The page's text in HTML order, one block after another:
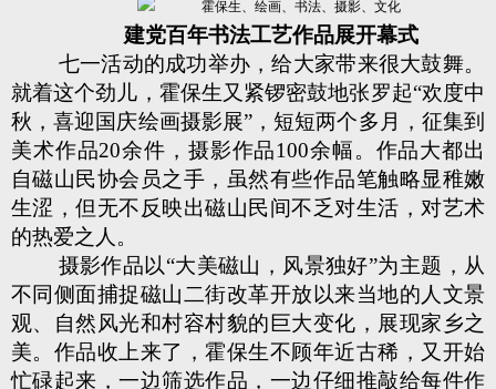
建党百年书法工艺作品展开幕式
七一活动的成功举办，给大家带来很大鼓舞。
就着这个劲儿，霍保生又紧锣密鼓地张罗起“欢度中
秋，喜迎国庆绘画摄影展”，短短两个多月，征集到
美术作品20余件，摄影作品100余幅。作品大都出
自磁山民协会员之手，虽然有些作品笔触略显稚嫩
生涩，但无不反映出磁山民间不乏对生活，对艺术
的热爱之人。
摄影作品以“大美磁山，风景独好”为主题，从
不同侧面捕捉磁山二街改革开放以来当地的人文景
观、自然风光和村容村貌的巨大变化，展现家乡之
美。作品收上来了，霍保生不顾年近古稀，又开始
忙碌起来，一边筛选作品，一边仔细推敲给每件作